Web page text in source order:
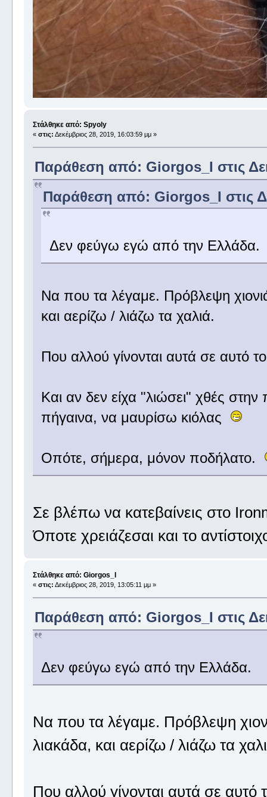
Στάλθηκε από: Spyoly
« στις: Δεκέμβριος 28, 2019, 16:03:59 μμ »
Παράθεση από: Giorgos_I στις
Παράθεση από: Giorgos_I στις
Δεν φεύγω εγώ από την Ελλάδα.
Να που τα λέγαμε. Πρόβλεψη
και αερίζω / λιάζω τα χαλιά.
Που αλλού γίνονται αυτά σε αυτό
Και αν δεν είχα "λιώσει" χθές
πήγαινα, να μαυρίσω κιόλας
Οπότε, σήμερα, μόνον ποδήλατο.
Σε βλέπω να κατεβαίνεις στο
Όποτε χρειάζεσαι και το
Στάλθηκε από: Giorgos_I
« στις: Δεκέμβριος 28, 2019, 13:05:11 μμ »
Παράθεση από: Giorgos_I στις
Δεν φεύγω εγώ από την Ελλάδα.
Να που τα λέγαμε. Πρόβλεψη
λιακάδα, και αερίζω / λιάζω τα
Που αλλού γίνονται αυτά σε